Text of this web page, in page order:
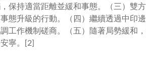
保持適當距離並緩和事態。（三）雙
態升級的行動。（四）繼續透過中印
工作機制磋商。（五）隨著局勢緩和
寧。[2]